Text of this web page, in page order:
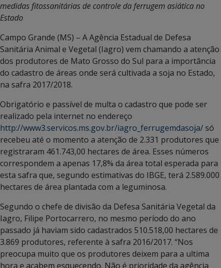
medidas fitossanitárias de controle da ferrugem asiática no
Estado
Campo Grande (MS) – A Agência Estadual de Defesa
Sanitária Animal e Vegetal (Iagro) vem chamando a atenção
dos produtores de Mato Grosso do Sul para a importância
do cadastro de áreas onde será cultivada a soja no Estado,
na safra 2017/2018.
Obrigatório e passível de multa o cadastro que pode ser
realizado pela internet no endereço
http://www3.servicos.ms.gov.br/iagro_ferrugemdasoja/só
recebeu até o momento a atenção de 2.331 produtores que
registraram 461.743,00 hectares de área. Esses números
correspondem a apenas 17,8% da área total esperada para
esta safra que, segundo estimativas do IBGE, terá 2.589.000
hectares de área plantada com a leguminosa.
Segundo o chefe de divisão da Defesa Sanitária Vegetal da
Iagro, Filipe Portocarrero, no mesmo período do ano
passado já haviam sido cadastrados 510.518,00 hectares de
3.869 produtores, referente à safra 2016/2017. “Nos
preocupa muito que os produtores deixem para a ultima
hora e acabem esquecendo. Não é prioridade da agência